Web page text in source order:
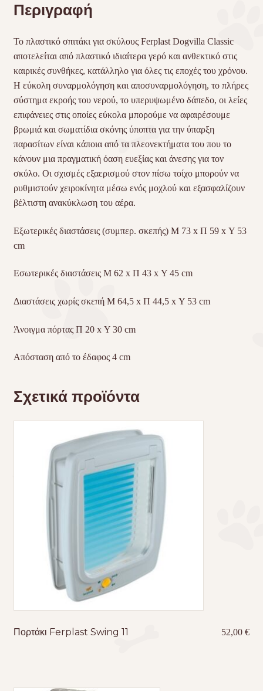
Περιγραφή
Το πλαστικό σπιτάκι για σκύλους Ferplast Dogvilla Classic
αποτελείται από πλαστικό ιδιαίτερα γερό και ανθεκτικό στις
καιρικές συνθήκες, κατάλληλο για όλες τις εποχές του χρόνου.
Η εύκολη συναρμολόγηση και αποσυναρμολόγηση, το πλήρες
σύστημα εκροής του νερού, το υπερυψωμένο δάπεδο, οι λείες
επιφάνειες στις οποίες εύκολα μπορούμε να αφαιρέσουμε
βρωμιά και σωματίδια σκόνης ύποπτα για την ύπαρξη
παρασίτων είναι κάποια από τα πλεονεκτήματα του που το
κάνουν μια πραγματική όαση ευεξίας και άνεσης για τον
σκύλο. Οι σχισμές εξαερισμού στον πίσω τοίχο μπορούν να
ρυθμιστούν χειροκίνητα μέσω ενός μοχλού και εξασφαλίζουν
βέλτιστη ανακύκλωση του αέρα.
Εξωτερικές διαστάσεις (συμπερ. σκεπής) Μ 73 x Π 59 x Υ 53
cm
Εσωτερικές διαστάσεις Μ 62 x Π 43 x Υ 45 cm
Διαστάσεις χωρίς σκεπή Μ 64,5 x Π 44,5 x Υ 53 cm
Άνοιγμα πόρτας Π 20 x Υ 30 cm
Απόσταση από το έδαφος 4 cm
Σχετικά προϊόντα
Πορτάκι Ferplast Swing 11 52,00€